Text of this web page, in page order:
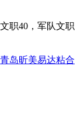
职40，军队文职
青岛昕美易达粘合